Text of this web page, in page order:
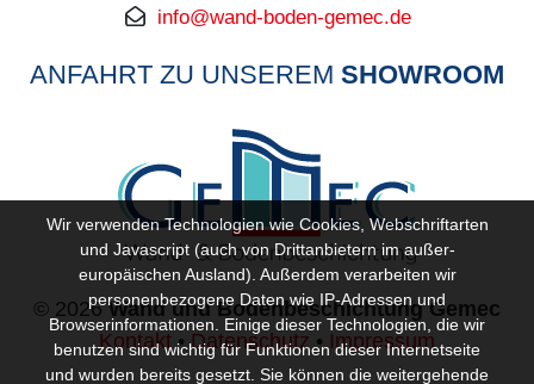
© 2026Wand und Bodenbeschichtung Gemec
Kontakt•Datenschutz•Impressum
info@wand-boden-gemec.de
ANFAHRT ZU UNSEREM SHOWROOM
Wir verwenden Technologien wie Cookies, Webschriftarten
und Javascript (auch von Drittanbietern im außer-
europäischen Ausland). Außerdem verarbeiten wir
personenbezogene Daten wie IP-Adressen und
Browserinformationen. Einige dieser Technologien, die wir
benutzen sind wichtig für Funktionen dieser Internetseite
und wurden bereits gesetzt. Sie können die weitergehende